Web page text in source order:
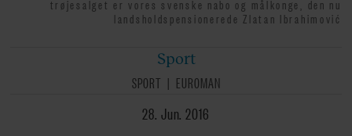
trøjesalget er vores svenske nabo og målkonge, den nu
landsholdspensionerede Zlatan Ibrahimović
Sport
SPORT
EUROMAN
28. Jun. 2016